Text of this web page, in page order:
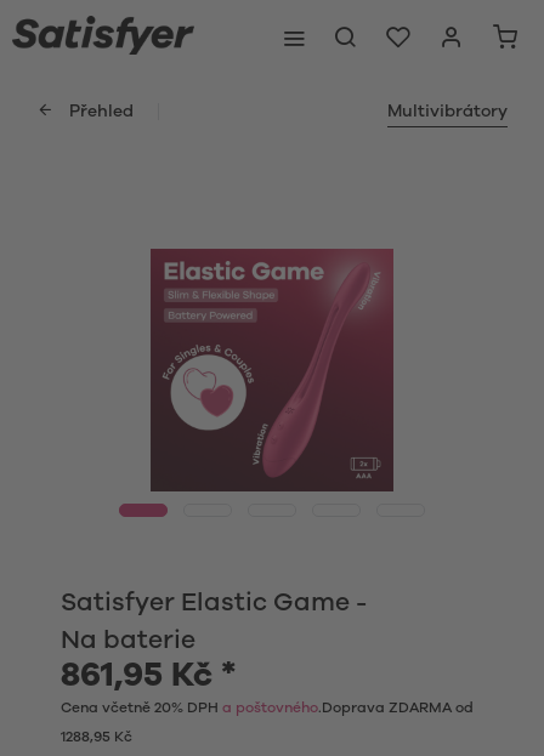
Přehled Multivibrátory
Satisfyer Elastic Game -
Na baterie
861,95 Kč *
Cena včetně 20% DPH a poštovného.Doprava ZDARMA od
1288,95 Kč